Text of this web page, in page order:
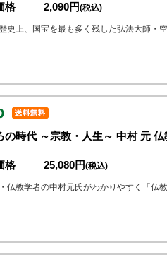
格 2,090円(税込)
史上、国宝を最も多く残した弘法大師・
の時代 ～宗教・人生～ 中村 元
格 25,080円(税込)
仏教学者の中村元氏がわかりやすく「仏教